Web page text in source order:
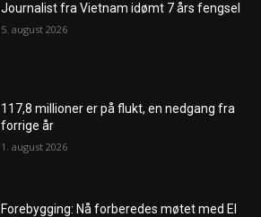
Journalist fra Vietnam idømt 7 års fengsel
5. august 2026
117,8 millioner er på flukt, en nedgang fra
forrige år
1. august 2026
Forebygging: Nå forberedes møtet med El